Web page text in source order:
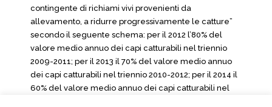
contingente di richiami vivi provenienti da
allevamento, a ridurre progressivamente le catture”
secondo il seguente schema: per il 2012 l’80% del
valore medio annuo dei capi catturabili nel triennio
2009-2011; per il 2013 il 70% del valore medio annuo
dei capi catturabili nel triennio 2010-2012; per il 2014 il
60% del valore medio annuo dei capi catturabili nel